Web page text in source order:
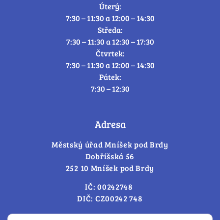
Úterý:
7:30 – 11:30 a 12:00 – 14:30
Středa:
7:30 – 11:30 a 12:30 – 17:30
Čtvrtek:
7:30 – 11:30 a 12:00 – 14:30
Pátek:
7:30 – 12:30
Adresa
Městský úřad Mníšek pod Brdy
Dobříšská 56
252 10 Mníšek pod Brdy
IČ: 00242748
DIČ: CZ00242 748
Cookies – změna souhlasu